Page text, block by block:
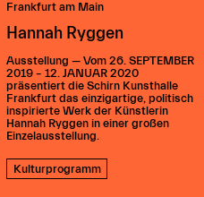
Frankfurt am Main
Hannah Ryggen
Ausstellung — Vom 26. SEPTEMBER
2019 – 12. JANUAR 2020
präsentiert die Schirn Kunsthalle
Frankfurt das einzigartige, politisch
inspirierte Werk der Künstlerin
Hannah Ryggen in einer großen
Einzelausstellung.
Kulturprogramm